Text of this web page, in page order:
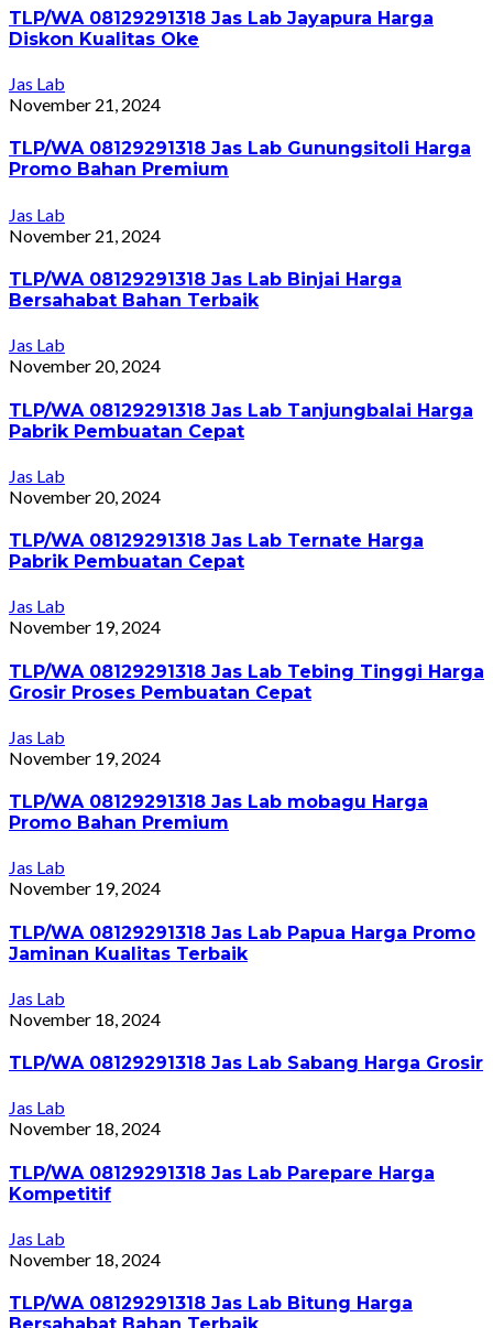
TLP/WA 08129291318 Jas Lab Jayapura Harga
Diskon Kualitas Oke
Jas Lab
November 21, 2024
TLP/WA 08129291318 Jas Lab Gunungsitoli Harga
Promo Bahan Premium
Jas Lab
November 21, 2024
TLP/WA 08129291318 Jas Lab Binjai Harga
Bersahabat Bahan Terbaik
Jas Lab
November 20, 2024
TLP/WA 08129291318 Jas Lab Tanjungbalai Harga
Pabrik Pembuatan Cepat
Jas Lab
November 20, 2024
TLP/WA 08129291318 Jas Lab Ternate Harga
Pabrik Pembuatan Cepat
Jas Lab
November 19, 2024
TLP/WA 08129291318 Jas Lab Tebing Tinggi Harga
Grosir Proses Pembuatan Cepat
Jas Lab
November 19, 2024
TLP/WA 08129291318 Jas Lab mobagu Harga
Promo Bahan Premium
Jas Lab
November 19, 2024
TLP/WA 08129291318 Jas Lab Papua Harga Promo
Jaminan Kualitas Terbaik
Jas Lab
November 18, 2024
TLP/WA 08129291318 Jas Lab Sabang Harga Grosir
Jas Lab
November 18, 2024
TLP/WA 08129291318 Jas Lab Parepare Harga
Kompetitif
Jas Lab
November 18, 2024
TLP/WA 08129291318 Jas Lab Bitung Harga